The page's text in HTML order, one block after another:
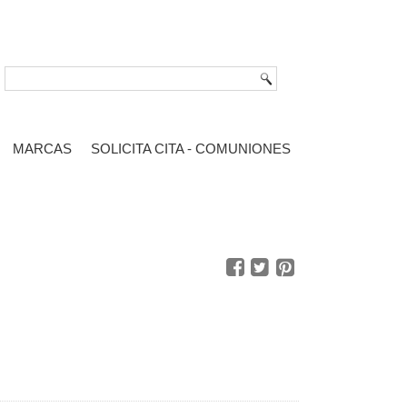
MARCAS SOLICITA CITA - COMUNIONES